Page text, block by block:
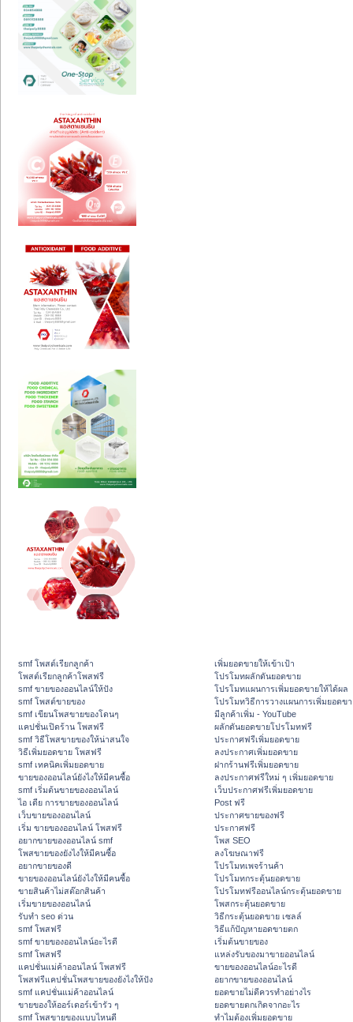
smf โพสต์เรียกลูกค้า
โพสต์เรียกลูกค้าโพสฟรี
smf ขายของออนไลน์ให้ปัง
smf โพสต์ขายของ
smf เขียนโพสขายของโดนๆ
แคปชั่นเปิดร้าน โพสฟรี
smf วิธีโพสขายของให้น่าสนใจ
วิธีเพิ่มยอดขาย โพสฟรี
smf เทคนิคเพิ่มยอดขาย
ขายของออนไลน์ยังไงให้มีคนซื้อ
smf เริ่มต้นขายของออนไลน์
ไอ เดีย การขายของออนไลน์
เว็บขายของออนไลน์
เริ่ม ขายของออนไลน์ โพสฟรี
อยากขายของออนไลน์ smf
โพสขายของยังไงให้มีคนซื้อ
อยากขายของดี
ขายของออนไลน์ยังไงให้มีคนซื้อ
ขายสินค้าไม่สต๊อกสินค้า
เริ่มขายของออนไลน์
รับทำ seo ด่วน
smf โพสฟรี
smf ขายของออนไลน์อะไรดี
smf โพสฟรี
แคปชั่นแม่ค้าออนไลน์ โพสฟรี
โพสฟรีแคปชั่นโพสขายของยังไงให้ปัง
smf แคปชั่นแม่ค้าออนไลน์
ขายของให้ออร์เดอร์เข้ารัว ๆ
smf โพสขายของแบบไหนดี
เพิ่มยอดขายให้เข้าเป้า
โปรโมทผลักดันยอดขาย
โปรโมทแผนการเพิ่มยอดขายให้ได้ผล
โปรโมทวิธีการวางแผนการเพิ่มยอดข
มีลูกค้าเพิ่ม - YouTube
ผลักดันยอดขายโปรโมทฟรี
ประกาศฟรีเพิ่มยอดขาย
ลงประกาศเพิ่มยอดขาย
ฝากร้านฟรีเพิ่มยอดขาย
ลงประกาศฟรีใหม่ ๆ เพิ่มยอดขาย
เว็บประกาศฟรีเพิ่มยอดขาย
Post ฟรี
ประกาศขายของฟรี
ประกาศฟรี
โพส SEO
ลงโฆษณาฟรี
โปรโมทเพจร้านค้า
โปรโมทกระตุ้นยอดขาย
โปรโมทฟรีออนไลน์กระตุ้นยอดขาย
โพสกระตุ้นยอดขาย
วิธีกระตุ้นยอดขาย เซลล์
วิธีแก้ปัญหายอดขายตก
เริ่มต้นขายของ
แหล่งรับของมาขายออนไลน์
ขายของออนไลน์อะไรดี
อยากขายของออนไลน์
ยอดขายไม่ดีควรทำอย่างไร
ยอดขายตกเกิดจากอะไร
ทำไมต้องเพิ่มยอดขาย